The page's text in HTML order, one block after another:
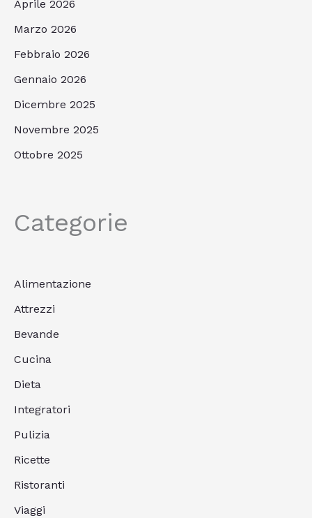
Aprile 2026
Marzo 2026
Febbraio 2026
Gennaio 2026
Dicembre 2025
Novembre 2025
Ottobre 2025
Categorie
Alimentazione
Attrezzi
Bevande
Cucina
Dieta
Integratori
Pulizia
Ricette
Ristoranti
Viaggi